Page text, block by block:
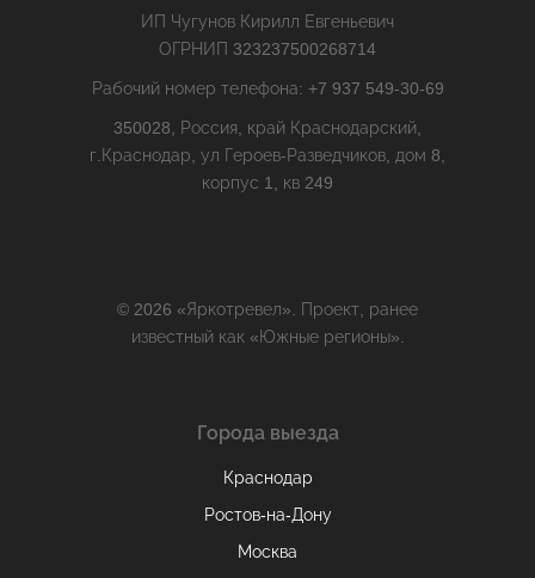
ИП Чугунов Кирилл Евгеньевич
ОГРНИП 323237500268714
Рабочий номер телефона: +7 937 549-30-69
350028, Россия, край Краснодарский,
г.Краснодар, ул Героев-Разведчиков, дом 8,
корпус 1, кв 249
© 2026 «Яркотревел». Проект, ранее
известный как «Южные регионы».
Города выезда
Краснодар
Ростов-на-Дону
Москва